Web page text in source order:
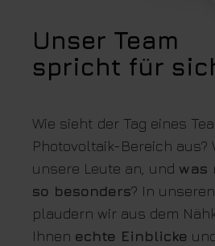
Unser Team
spricht für
Wie sieht der Tag eines
Photovoltaik-Bereich aus?
unsere Leute an, und was
so besonders? In
plaudern wir aus dem
Ihnen echte Einblicke